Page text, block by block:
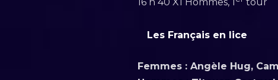
16 h 40 X1 Hommes, 1 tour
Les Français en lice
Femmes : Angèle Hug,